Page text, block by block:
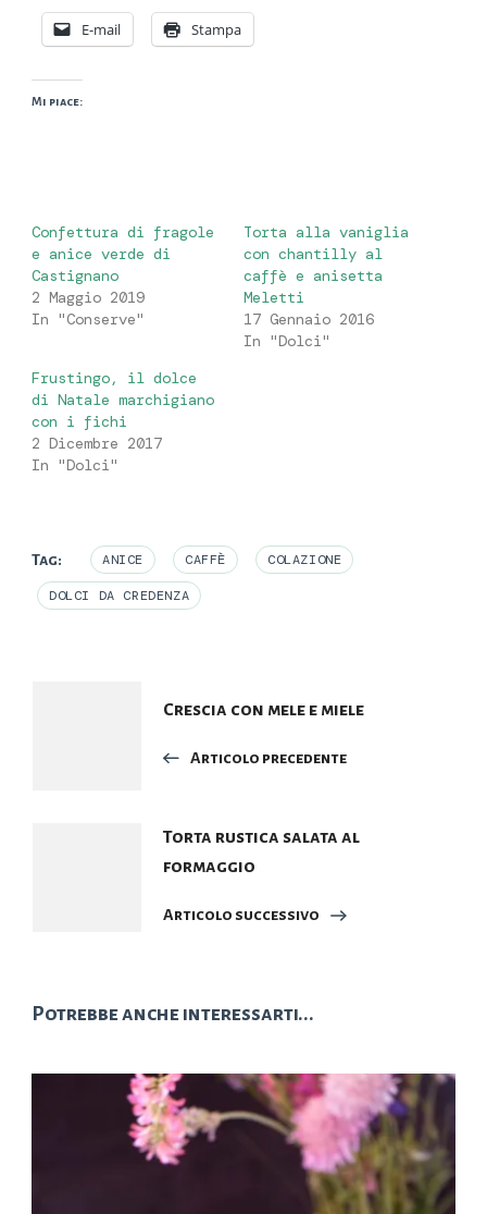
E-mail Stampa
Mi piace:
Confettura di fragole
e anice verde di
Castignano
2 Maggio 2019
In "Conserve"
Torta alla vaniglia
con chantilly al
caffè e anisetta
Meletti
17 Gennaio 2016
In "Dolci"
Frustingo, il dolce
di Natale marchigiano
con i fichi
2 Dicembre 2017
In "Dolci"
Tag: ANICE CAFFÈ COLAZIONE
DOLCI DA CREDENZA
Navigazione
articoli
Crescia con mele e miele
Articolo precedente
Torta rustica salata al
formaggio
Articolo successivo
Potrebbe anche interessarti...